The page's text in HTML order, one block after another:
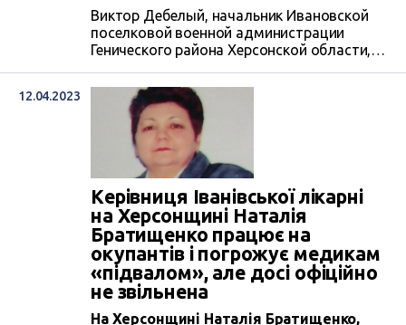
Виктор Дебелый, начальник Ивановской
поселковой военной администрации
Генического района Херсонской области,
Ивановской оккупационной
«администрации». По его словам, ни один
из законных сотрудников поселкового
совета не перешел на сторону оккупантов.
12.04.2023
Керівниця Іванівської лікарні
на Херсонщині Наталія
Братищенко працює на
окупантів і погрожує медикам
«підвалом», але досі офіційно
не звільнена
На Херсонщині Наталія Братищенко,